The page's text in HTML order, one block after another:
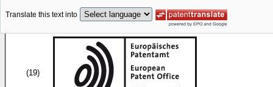
Translate this text into
(19)